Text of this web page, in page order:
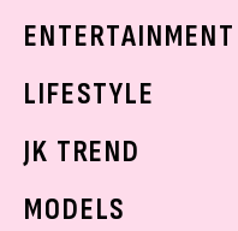
ベストコスメ
ボディケア
学校ヘアメイク
ENTERTAINMENT
K-POP
LIFESTYLE
モデルの購入品
JK TREND
MODELS